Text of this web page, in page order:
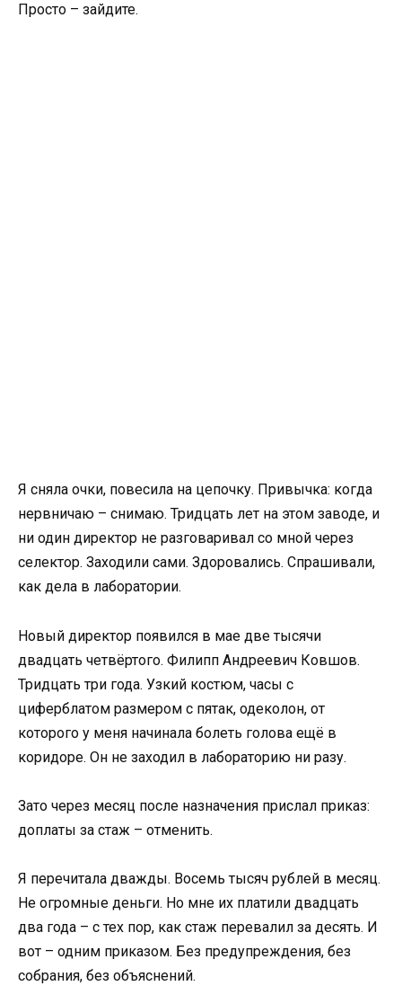
Просто – зайдите.
Я сняла очки, повесила на цепочку. Привычка: когда
нервничаю – снимаю. Тридцать лет на этом заводе, и
ни один директор не разговаривал со мной через
селектор. Заходили сами. Здоровались. Спрашивали,
как дела в лаборатории.
Новый директор появился в мае две тысячи
двадцать четвёртого. Филипп Андреевич Ковшов.
Тридцать три года. Узкий костюм, часы с
циферблатом размером с пятак, одеколон, от
которого у меня начинала болеть голова ещё в
коридоре. Он не заходил в лабораторию ни разу.
Зато через месяц после назначения прислал приказ:
доплаты за стаж – отменить.
Я перечитала дважды. Восемь тысяч рублей в месяц.
Не огромные деньги. Но мне их платили двадцать
два года – с тех пор, как стаж перевалил за десять. И
вот – одним приказом. Без предупреждения, без
собрания, без объяснений.